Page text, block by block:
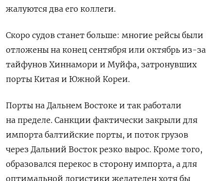
жалуются два его коллеги.
Скоро судов станет больше: многие рейсы были
отложены на конец сентября или октябрь из-за
тайфунов Хиннамори и Муйфа, затронувших
порты Китая и Южной Кореи.
Порты на Дальнем Востоке и так работали
на пределе. Санкции фактически закрыли для
импорта балтийские порты, и поток грузов
через Дальний Восток резко вырос. Кроме того,
образовался перекос в сторону импорта, а для
оптимальной логистики желателен хотя бы